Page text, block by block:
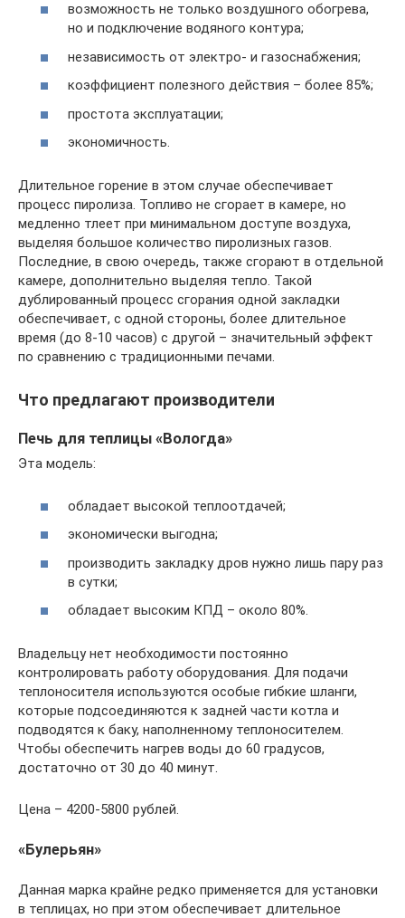
возможность не только воздушного обогрева,
но и подключение водяного контура;
независимость от электро- и газоснабжения;
коэффициент полезного действия – более 85%;
простота эксплуатации;
экономичность.
Длительное горение в этом случае обеспечивает
процесс пиролиза. Топливо не сгорает в камере, но
медленно тлеет при минимальном доступе воздуха,
выделяя большое количество пиролизных газов.
Последние, в свою очередь, также сгорают в отдельной
камере, дополнительно выделяя тепло. Такой
дублированный процесс сгорания одной закладки
обеспечивает, с одной стороны, более длительное
время (до 8-10 часов) с другой – значительный эффект
по сравнению с традиционными печами.
Что предлагают производители
Печь для теплицы «Вологда»
Эта модель:
обладает высокой теплоотдачей;
экономически выгодна;
производить закладку дров нужно лишь пару раз
в сутки;
обладает высоким КПД – около 80%.
Владельцу нет необходимости постоянно
контролировать работу оборудования. Для подачи
теплоносителя используются особые гибкие шланги,
которые подсоединяются к задней части котла и
подводятся к баку, наполненному теплоносителем.
Чтобы обеспечить нагрев воды до 60 градусов,
достаточно от 30 до 40 минут.
Цена – 4200-5800 рублей.
«Булерьян»
Данная марка крайне редко применяется для установки
в теплицах, но при этом обеспечивает длительное